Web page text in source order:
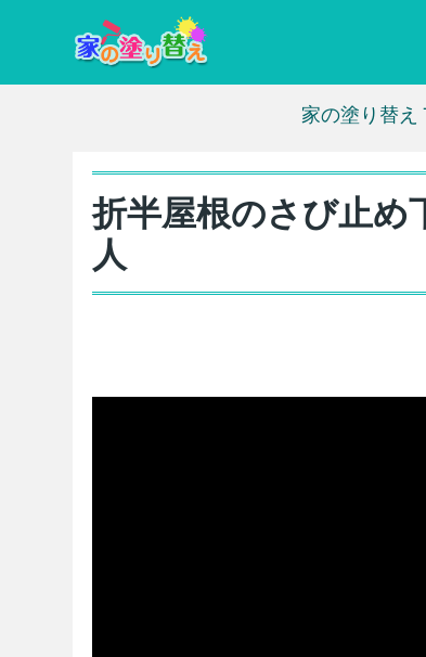
家の塗り替え
折半屋根のさび止め
人